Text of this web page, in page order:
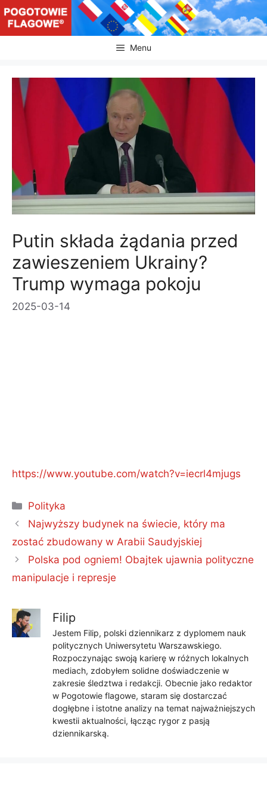
Przejdź
do
treści
Menu
Putin składa żądania przed
zawieszeniem Ukrainy?
Trump wymaga pokoju
2025-03-14
https://www.youtube.com/watch?v=iecrl4mjugs
Kategorie
Polityka
Najwyższy budynek na świecie, który ma
zostać zbudowany w Arabii Saudyjskiej
Polska pod ogniem! Obajtek ujawnia polityczne
manipulacje i represje
Filip
Jestem Filip, polski dziennikarz z dyplomem nauk
politycznych Uniwersytetu Warszawskiego.
Rozpoczynając swoją karierę w różnych lokalnych
mediach, zdobyłem solidne doświadczenie w
zakresie śledztwa i redakcji. Obecnie jako redaktor
w Pogotowie flagowe, staram się dostarczać
dogłębne i istotne analizy na temat najważniejszych
kwestii aktualności, łącząc rygor z pasją
dziennikarską.